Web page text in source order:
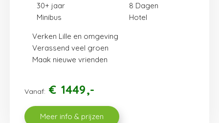
30+ jaar 8
Minibus Hotel
Verken Lille en omgeving
Verassend veel groen
Maak nieuwe vrienden
Vanaf: € 1449
Meer info & prijzen